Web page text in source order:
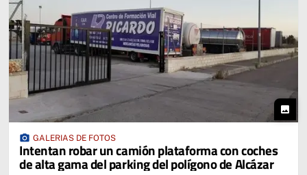
photo
photo_camera GALERIAS DE FOTOS
Intentan robar un camión plataforma con coches
de alta gama del parking del polígono de Alcázar